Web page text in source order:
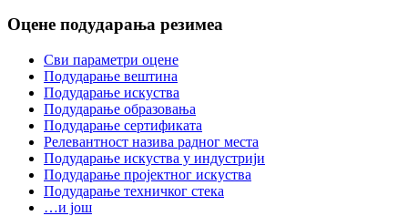
Оцене подударања резимеа
Сви параметри оцене
Подударање вештина
Подударање искуства
Подударање образовања
Подударање сертификата
Релевантност назива радног места
Подударање искуства у индустрији
Подударање пројектног искуства
Подударање техничког стека
…и још